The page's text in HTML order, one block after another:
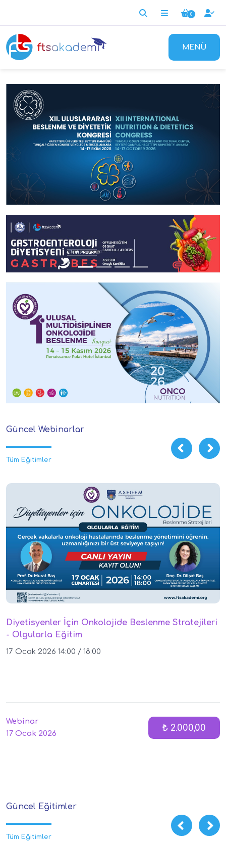
0
MENÜ
Güncel Webinarlar
Diyetisyenler İçin Onkolojide Beslenme Stratejileri
- Olgularla Eğitim
17 Ocak 2026 14:00 / 18:00
Webinar
17 Ocak 2026
₺ 2.000,00
Tüm Eğitimler
Güncel Eğitimler
Tüm Eğitimler